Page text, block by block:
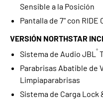
Sensible a la Posición
Pantalla de 7" con RIDE
VERSIÓN NORTHSTAR
Sistema de Audio JBL ®
Parabrisas Abatible de
Limpiaparabrisas
Sistema de Carga Lock